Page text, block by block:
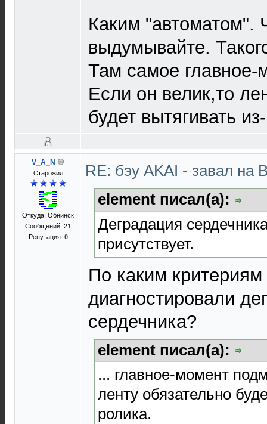
Каким
выдумывайте.
Там самое главное-
Если он велик,то
будет вытягивать
V_A_N
Старожил
Откуда: Обнинск
Сообщений: 21
Репутация: 0
RE: бэу AKAI - завал на
element писал(а):
Деградация
присутствует.
По каким
диагностировали
сердечника?
element писал(а):
... главное-момент
ленту обязательно
ролика.